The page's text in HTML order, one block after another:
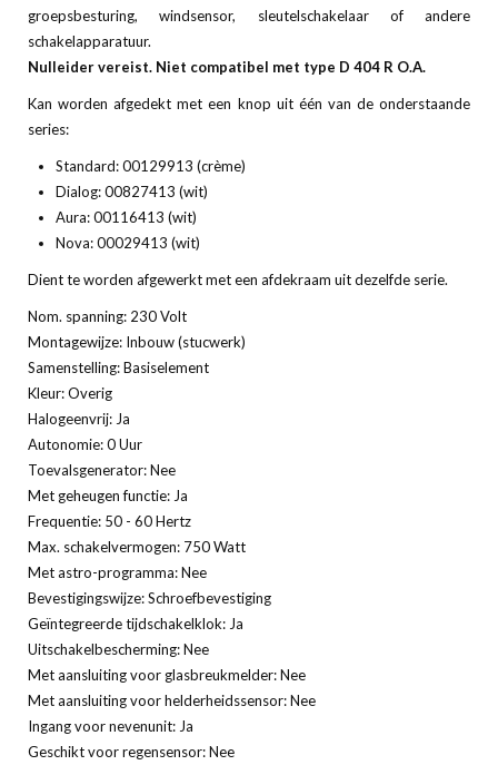
groepsbesturing, windsensor, sleutelschakelaar of andere
schakelapparatuur.
Nulleider vereist. Niet compatibel met type D 404 R O.A.
Kan worden afgedekt met een knop uit één van de onderstaande
series:
Standard: 00129913 (crème)
Dialog: 00827413 (wit)
Aura: 00116413 (wit)
Nova: 00029413 (wit)
Dient te worden afgewerkt met een afdekraam uit dezelfde serie.
Nom. spanning: 230 Volt
Montagewijze: Inbouw (stucwerk)
Samenstelling: Basiselement
Kleur: Overig
Halogeenvrij: Ja
Autonomie: 0 Uur
Toevalsgenerator: Nee
Met geheugen functie: Ja
Frequentie: 50 - 60 Hertz
Max. schakelvermogen: 750 Watt
Met astro-programma: Nee
Bevestigingswijze: Schroefbevestiging
Geïntegreerde tijdschakelklok: Ja
Uitschakelbescherming: Nee
Met aansluiting voor glasbreukmelder: Nee
Met aansluiting voor helderheidssensor: Nee
Ingang voor nevenunit: Ja
Geschikt voor regensensor: Nee